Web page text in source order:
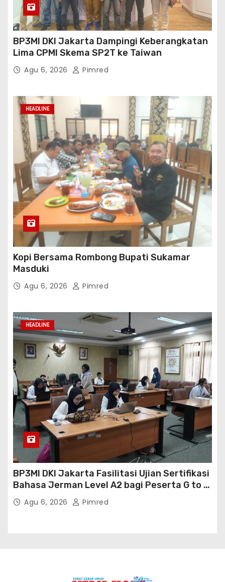
BP3MI DKI Jakarta Dampingi Keberangkatan
Lima CPMI Skema SP2T ke Taiwan
Agu 6, 2026 Pimred
HEADLINE
Kopi Bersama Rombong Bupati Sukamar
Masduki
Agu 6, 2026 Pimred
HEADLINE
BP3MI DKI Jakarta Fasilitasi Ujian Sertifikasi
Bahasa Jerman Level A2 bagi Peserta G to G
Jerman Batch VII
Agu 6, 2026 Pimred